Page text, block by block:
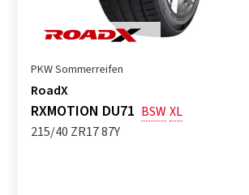
RoadX
RXMOTION DU71 BSWXL
215/40 ZR17 87Y
PKW Sommerreifen